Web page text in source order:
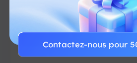
Pas de frais cachés
À partir de $-/